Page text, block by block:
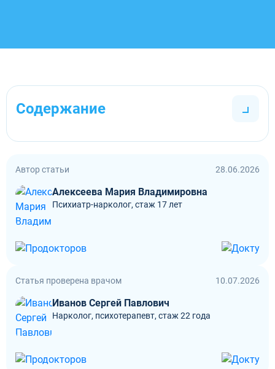
Содержание
Автор статьи 28.06.2026
Алексеева Мария Владимировна
Психиатр-нарколог, стаж 17 лет
Статья проверена врачом 10.07.2026
Иванов Сергей Павлович
Нарколог, психотерапевт, стаж 22 года